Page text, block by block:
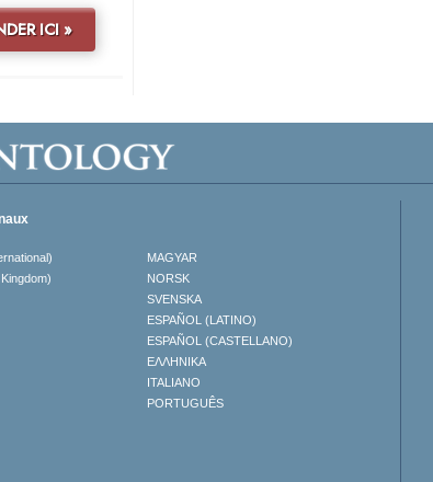
ICI »
MAGYAR
NORSK
SVENSKA
ESPAÑOL (LATINO)
ESPAÑOL (CASTELLANO)
ΕΛΛΗΝΙΚA
ITALIANO
PORTUGUÊS